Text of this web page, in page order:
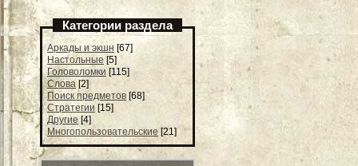
Категории раздела
Аркады и экшн [67]
Настольные [5]
Головоломки [115]
Слова [2]
Поиск предметов [68]
Стратегии [15]
Другие [4]
Многопользовательские [21]